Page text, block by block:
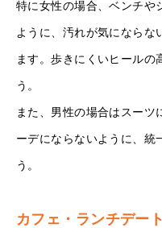
特に女性の場合、ベンチや
ように、汚れが気にならな
ます。歩きにくいヒールの
う。
また、男性の場合はスーツ
ーデにならないように、統
う。
カフェ・ランチデート